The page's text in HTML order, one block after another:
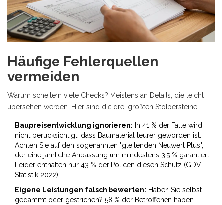
Häufige Fehlerquellen
vermeiden
Warum scheitern viele Checks? Meistens an Details, die leicht
übersehen werden. Hier sind die drei größten Stolpersteine:
Baupreisentwicklung ignorieren: In 41 % der Fälle wird
nicht berücksichtigt, dass Baumaterial teurer geworden ist.
Achten Sie auf den sogenannten "gleitenden Neuwert Plus",
der eine jährliche Anpassung um mindestens 3,5 % garantiert.
Leider enthalten nur 43 % der Policen diesen Schutz (GDV-
Statistik 2022).
Eigene Leistungen falsch bewerten: Haben Sie selbst
gedämmt oder gestrichen? 58 % der Betroffenen haben